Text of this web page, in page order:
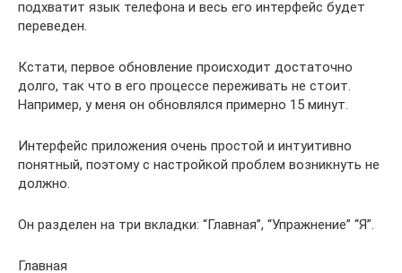
подхватит язык телефона и весь его интерфейс будет
переведен.
Кстати, первое обновление происходит достаточно
долго, так что в его процессе переживать не стоит.
Например, у меня он обновлялся примерно 15 минут.
Интерфейс приложения очень простой и интуитивно
понятный, поэтому с настройкой проблем возникнуть не
должно.
Он разделен на три вкладки: “Главная”, “Упражнение” “Я”.
Главная